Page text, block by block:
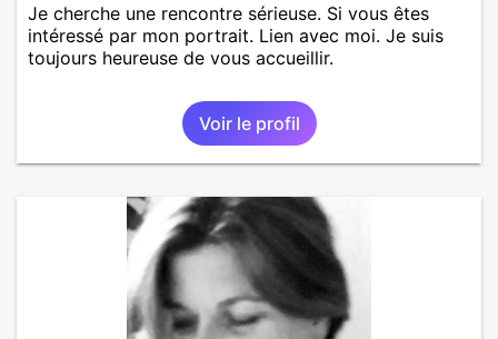
Je cherche une rencontre sérieuse. Si vous êtes
intéressé par mon portrait. Lien avec moi. Je suis
toujours heureuse de vous accueillir.
Voir le profil